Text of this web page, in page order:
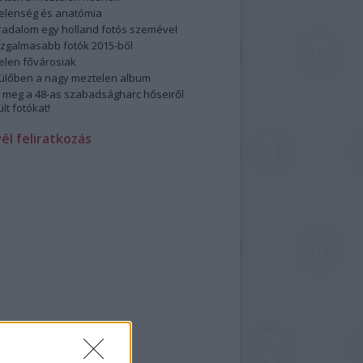
és anatómia
egy holland fotós szemével
fotók 2015-ből
fővárosiak
a nagy meztelen album
meg a 48-as szabadságharc hőseiről
fotókat!
feliratkozás